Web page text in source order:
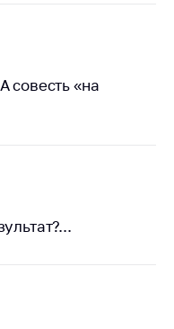
совесть «на